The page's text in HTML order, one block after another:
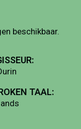
beschikbaar.
TAAL: